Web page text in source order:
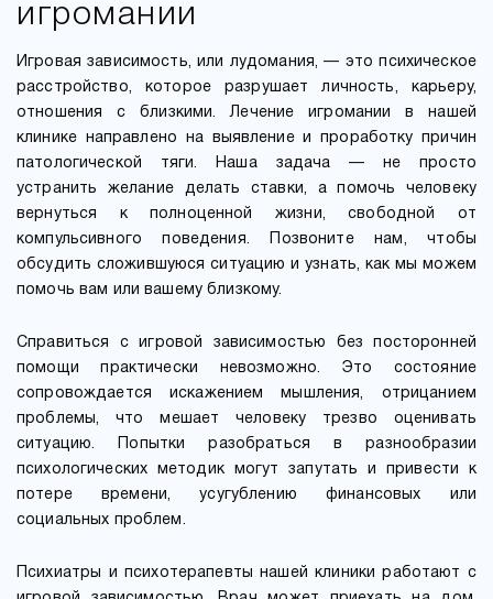
игромании
Игровая зависимость, или лудомания, — это психическое
расстройство, которое разрушает личность, карьеру,
отношения с близкими. Лечение игромании в нашей
клинике направлено на выявление и проработку причин
патологической тяги. Наша задача — не просто
устранить желание делать ставки, а помочь человеку
вернуться к полноценной жизни, свободной от
компульсивного поведения. Позвоните нам, чтобы
обсудить сложившуюся ситуацию и узнать, как мы можем
помочь вам или вашему близкому.
Справиться с игровой зависимостью без посторонней
помощи практически невозможно. Это состояние
сопровождается искажением мышления, отрицанием
проблемы, что мешает человеку трезво оценивать
ситуацию. Попытки разобраться в разнообразии
психологических методик могут запутать и привести к
потере времени, усугублению финансовых или
социальных проблем.
Психиатры и психотерапевты нашей клиники работают с